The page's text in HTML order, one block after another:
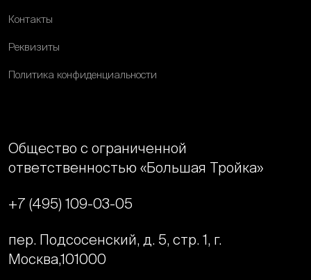
Контакты
Реквизиты
Политика конфиденциальности
Общество с ограниченной
ответственностью «Большая Тройка»
+7 (495) 109-03-05
пер. Подсосенский, д. 5, стр. 1, г.
Москва,101000